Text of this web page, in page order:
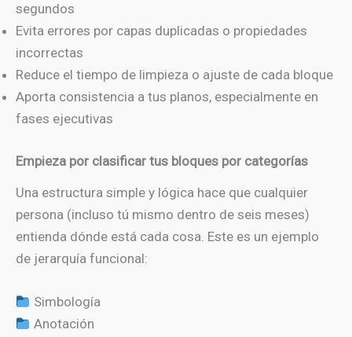
segundos
Evita errores por capas duplicadas o propiedades
incorrectas
Reduce el tiempo de limpieza o ajuste de cada bloque
Aporta consistencia a tus planos, especialmente en
fases ejecutivas
Empieza por clasificar tus bloques por categorías
Una estructura simple y lógica hace que cualquier
persona (incluso tú mismo dentro de seis meses)
entienda dónde está cada cosa. Este es un ejemplo
de jerarquía funcional:
Simbología
Anotación